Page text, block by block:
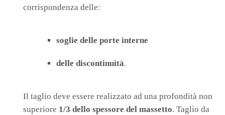
corrispondenza delle:
soglie delle porte interne
delle discontinuità.
Il taglio deve essere realizzato ad una profondità non
superiore 1/3 dello spessore del massetto. Taglio da